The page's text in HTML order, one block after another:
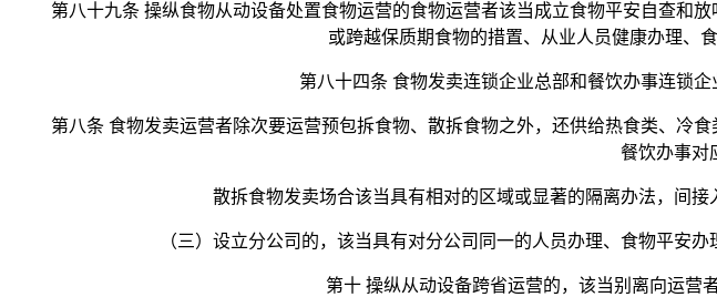
第八十九条 操纵食物从动设备处置食物运营的食物运营者该当成立食物平安自查和
或跨越保质期食物的措置、从业人员健康办理、
第八十四条 食物发卖连锁企业总部和餐饮办事连锁企
第八条 食物发卖运营者除次要运营预包拆食物、散拆食物之外，还供给热食类、冷
餐饮办事对
散拆食物发卖场合该当具有相对的区域或显著的隔离办法，间接
（三）设立分公司的，该当具有对分公司同一的人员办理、食物平安办
第十 操纵从动设备跨省运营的，该当别离向运营者